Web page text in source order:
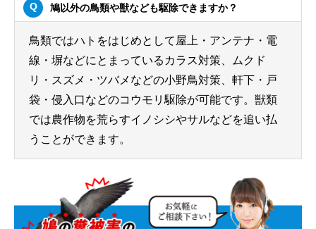
鳩以外の鳥類や獣なども駆除できますか？
鳥類ではハトをはじめとして屋上・アンテナ・電
線・塀などにとまっているカラス対策、ムクド
リ・スズメ・ツバメなどの小野鳥対策、軒下・戸
袋・侵入口などのコウモリ駆除が可能です。獣類
では農作物を荒らすイノシシやサルなどを追い払
うことができます。